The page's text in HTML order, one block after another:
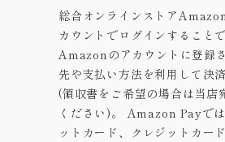
総合オンラインストア
カウントでログインすることで
Amazonのアカウントに登録
先や支払い方法を利用して決
(領収書をご希望の場合は当店
ください)。 Amazon Payで
ットカード、クレジットカー